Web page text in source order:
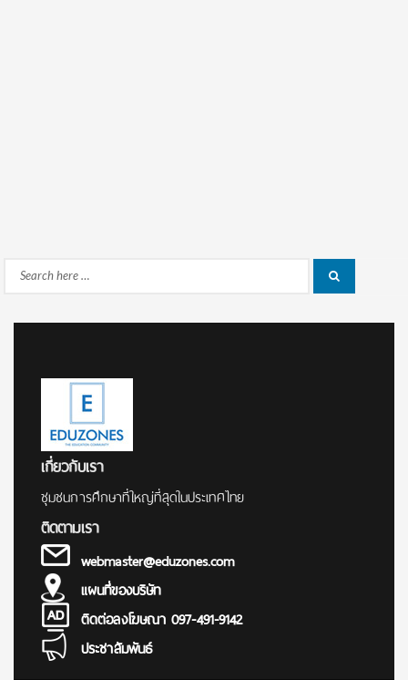
Search
เกี่ยวกับเรา
ชุมชนการศึกษาที่ใหญ่ที่สุดในประเทศไทย
ติดตามเรา
webmaster@eduzones.com
แผนที่ของบริษัท
ติดต่อลงโฆษณา 097-491-9142
ประชาสัมพันธ์